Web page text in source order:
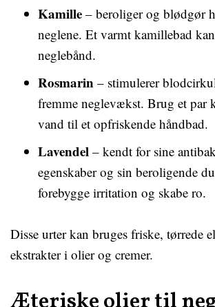
Kamille – beroliger og blødgør
neglene. Et varmt kamillebad
neglebånd.
Rosmarin – stimulerer
fremme neglevækst. Brug et par
vand til et opfriskende håndbad.
Lavendel – kendt for sine
egenskaber og sin beroligende
forebygge irritation og skabe ro.
Disse urter kan bruges friske, tørrede
ekstrakter i olier og cremer.